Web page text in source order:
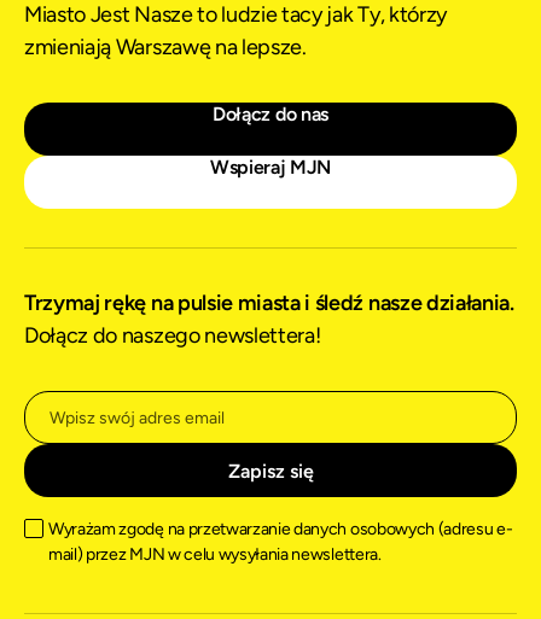
Miasto Jest Nasze to ludzie tacy jak Ty, którzy
zmieniają Warszawę na lepsze.
Dołącz do nas
Wspieraj MJN
Trzymaj rękę na pulsie miasta i śledź nasze działania.
Dołącz do naszego newslettera!
Wyrażam zgodę na przetwarzanie danych osobowych (adresu e-
mail) przez MJN w celu wysyłania newslettera.